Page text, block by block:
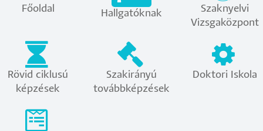
Főoldal Hallgatóknak
Szaknyelvi
Vizsgaközpont
Rövid ciklusú
képzések
Szakirányú
továbbképzések
Doktori Iskola